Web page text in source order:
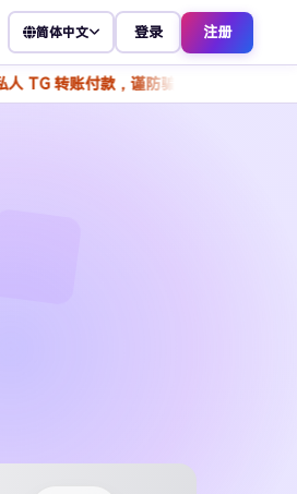
简体中文 登录 注册
，谨防骗子冒充客服，所有操作请通过